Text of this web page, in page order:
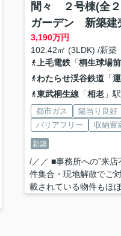
間々 ２号棟(全
ガーデン 新築建
3,190万円
102.42㎡ (3LDK) /新築
上毛電鉄「桐生球場前
わたらせ渓谷鉄道「
東武桐生線「相老」
都市ガス 陽当り良好
バリアフリー
収納豊
新築
/／／ ■事務所への”来
件集合・現地解散でご
載されている物件もほ